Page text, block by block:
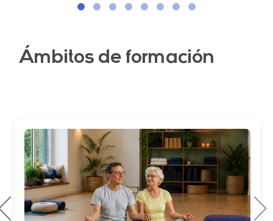
Ámbitos de formación